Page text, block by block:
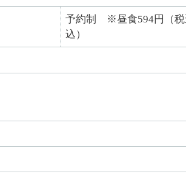
予約制 ※昼食594円（税
込）